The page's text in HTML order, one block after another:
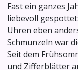
Fast ein ganzes
liebevoll
Uhren eben
Schmunzeln war
Seit dem
und Zifferblätter